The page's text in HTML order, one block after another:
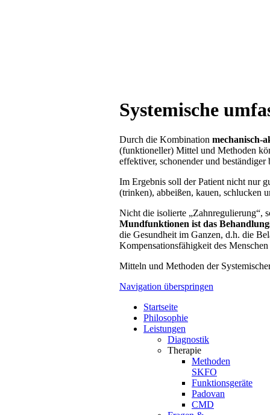
Systemische
Durch die Kombination mechanisch-
(funktioneller) Mittel und Methoden
effektiver, schonender und beständiger
Im Ergebnis soll der Patient nicht nur
(trinken), abbeißen, kauen, schlucken
Nicht die isolierte „Zahnregulierung“,
Mundfunktionen ist das
die Gesundheit im Ganzen, d.h. die
Kompensationsfähigkeit des
Mitteln und Methoden der
Navigation überspringen
Startseite
Philosophie
Leistungen
Diagnostik
Therapie
Methoden
SKFO
Funktionsgeräte
Padovan
CMD